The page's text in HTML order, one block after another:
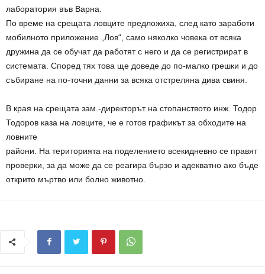
лаборатория във Варна.
По време на срещата ловците предложиха, след като заработи
мобилното приложение „Лов“, само няколко човека от всяка
дружина да се обучат да работят с него и да се регистрират в
системата. Според тях това ще доведе до по-малко грешки и до
събиране на по-точни данни за всяка отстреляна дива свиня.
В края на срещата зам.-директорът на стопанството инж. Тодор
Тодоров каза на ловците, че е готов графикът за обходите на
ловните
райони. На територията на поделението всекидневно се правят
проверки, за да може да се реагира бързо и адекватно ако бъде
открито мъртво или болно животно.